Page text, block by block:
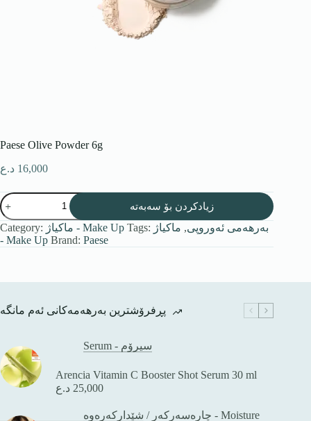
Paese Olive Powder 6g
16,000 د.ع
زیادکردن بۆ سەبەتە
Category: ماكیاژ - Make Up Tags: بەرهەمی ئەوروپی, ماكیاژ
- Make Up Brand: Paese
پڕفرۆشترین بەرهەمەکانی ئەم مانگە
Serum - سیرۆم
Arencia Vitamin C Booster Shot Serum 30 ml
25,000 د.ع
چارەسەرکەر / شێدارکەرەوە - Moisture